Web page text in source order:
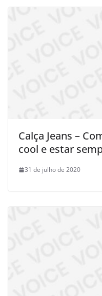
Calça Jeans –
cool e estar
31 de julho de 2020